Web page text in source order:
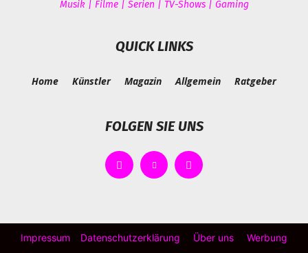
Musik | Filme | Serien | TV-Shows | Gaming
QUICK LINKS
Home Künstler Magazin Allgemein Ratgeber
FOLGEN SIE UNS
Impressum Datenschutzerklärung Über uns Werbung